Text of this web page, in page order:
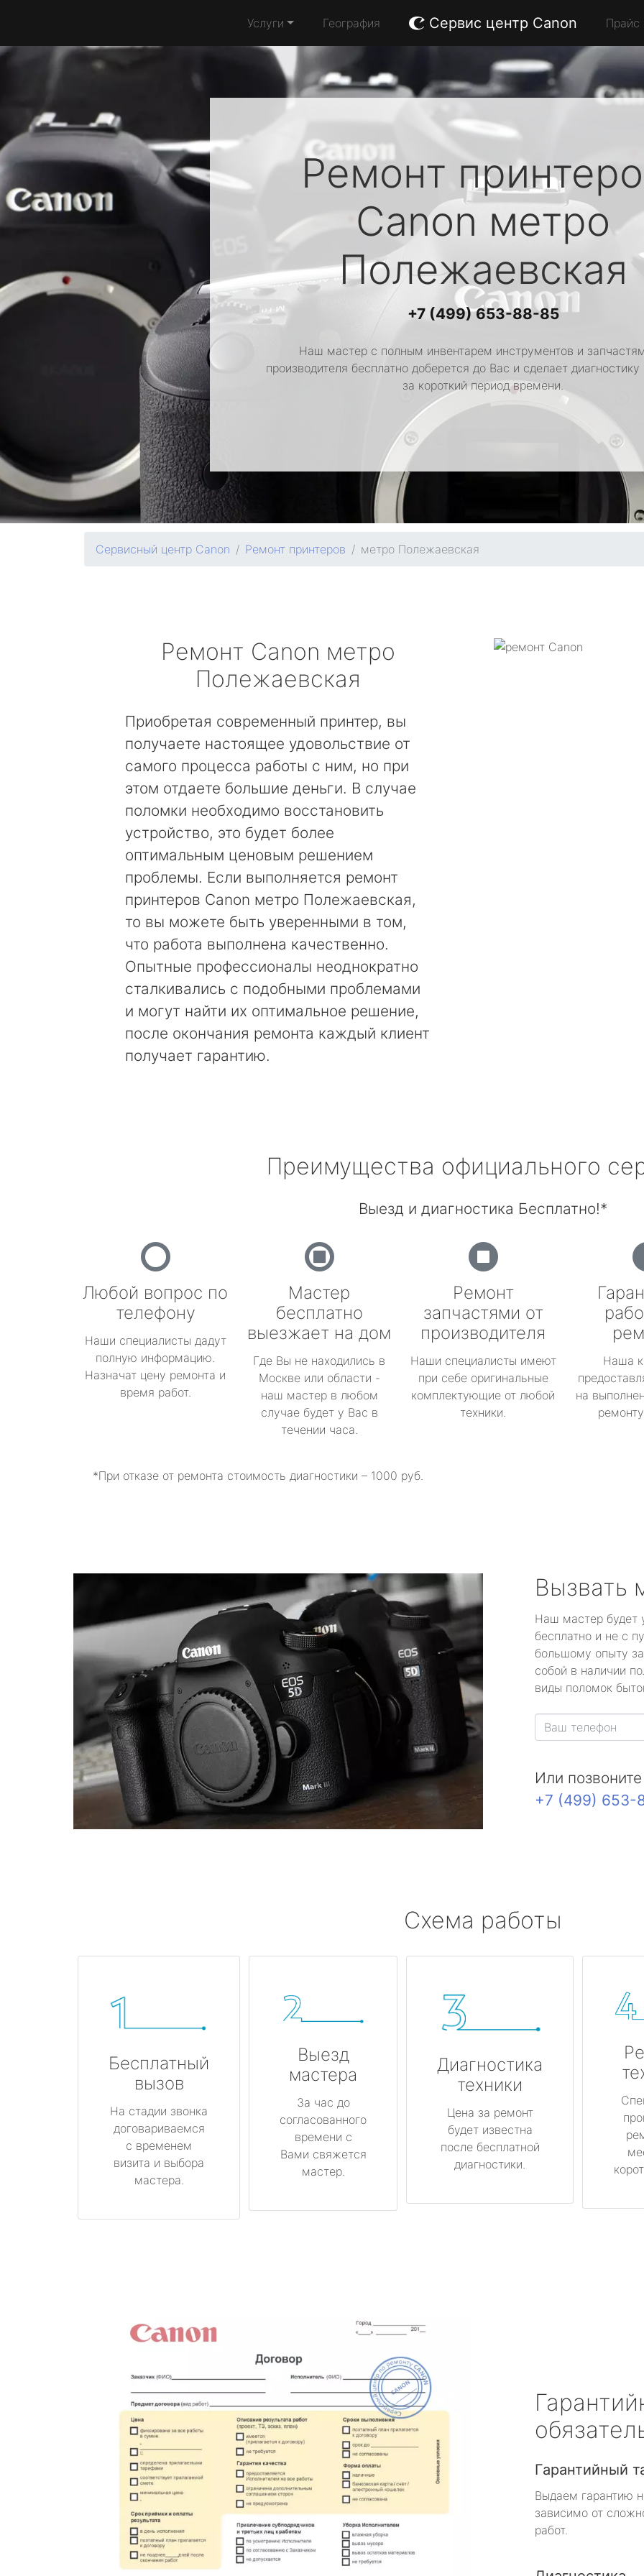
Услуги География Сервис центр Canon Прайс
Ремонт
Canon метро
Полежаевская
+7 (499) 653-88-85
Наш мастер с полным инвентарем инструментов и
производителя бесплатно доберется до Вас и сделает диагностику
за короткий период времени.
Сервисный центр Canon Ремонт принтеров метро Полежаевская
Ремонт Canon метро
Полежаевская
Приобретая современный принтер, вы
получаете настоящее удовольствие от
самого процесса работы с ним, но при
этом отдаете большие деньги. В случае
поломки необходимо восстановить
устройство, это будет более
оптимальным ценовым решением
проблемы. Если выполняется ремонт
принтеров Canon метро Полежаевская,
то вы можете быть уверенными в том,
что работа выполнена качественно.
Опытные профессионалы неоднократно
сталкивались с подобными проблемами
и могут найти их оптимальное решение,
после окончания ремонта каждый клиент
получает гарантию.
Преимущества официального
Выезд и диагностика Бесплатно!*
Любой вопрос по
телефону
Наши специалисты дадут
полную информацию.
Назначат цену ремонта и
время работ.
Мастер
бесплатно
выезжает на дом
Где Вы не находились в
Москве или области -
наш мастер в любом
случае будет у Вас в
течении часа.
Ремонт
запчастями от
производителя
Наши специалисты имеют
при себе оригинальные
комплектующие от любой
техники.
Наша
на
*При отказе от ремонта стоимость диагностики – 1000 руб.
Вызвать
Наш мастер будет
бесплатно и не с
большому опыту
собой в наличии
виды поломок
Или
+7 (499) 653-
Схема работы
Бесплатный
вызов
На стадии звонка
договариваемся
с временем
визита и выбора
мастера.
Выезд
мастера
За час до
согласованного
времени с
Вами свяжется
мастер.
Диагностика
техники
Цена за ремонт
будет известна
после бесплатной
диагностики.
Гарантийный
Выдаем гарантию
зависимо от
работ.